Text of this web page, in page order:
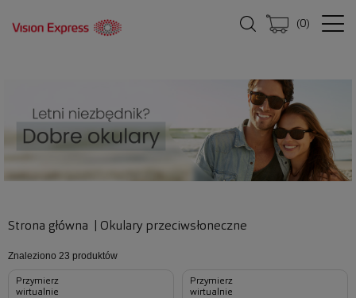
(0)
Strona główna Okulary przeciwsłoneczne
Znaleziono 23 produktów
Przymierz
wirtualnie
Przymierz
wirtualnie